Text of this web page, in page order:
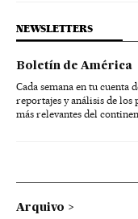
NEWSLETTERS
Boletín de América
Cada semana en tu cuenta
reportajes y análisis de los
más relevantes del
Arquivo